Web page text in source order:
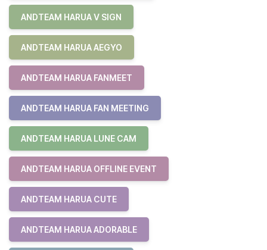
ANDTEAM HARUA V SIGN
ANDTEAM HARUA AEGYO
ANDTEAM HARUA FANMEET
ANDTEAM HARUA FAN MEETING
ANDTEAM HARUA LUNE CAM
ANDTEAM HARUA OFFLINE EVENT
ANDTEAM HARUA CUTE
ANDTEAM HARUA ADORABLE